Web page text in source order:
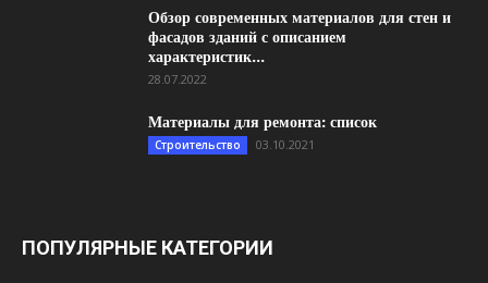
Обзор современных материалов для стен и
фасадов зданий с описанием
характеристик...
28.07.2022
Материалы для ремонта: список
Строительство 03.10.2021
ПОПУЛЯРНЫЕ КАТЕГОРИИ